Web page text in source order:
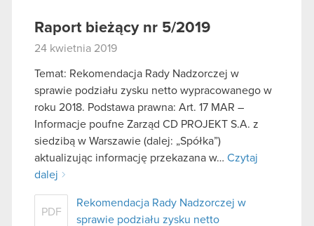
Raport bieżący nr 5/2019
24 kwietnia 2019
Temat: Rekomendacja Rady Nadzorczej w
sprawie podziału zysku netto wypracowanego w
roku 2018. Podstawa prawna: Art. 17 MAR –
Informacje poufne Zarząd CD PROJEKT S.A. z
siedzibą w Warszawie (dalej: „Spółka”)
aktualizując informację przekazana w… Czytaj
dalej
PDF
Rekomendacja Rady Nadzorczej w
sprawie podziału zysku netto